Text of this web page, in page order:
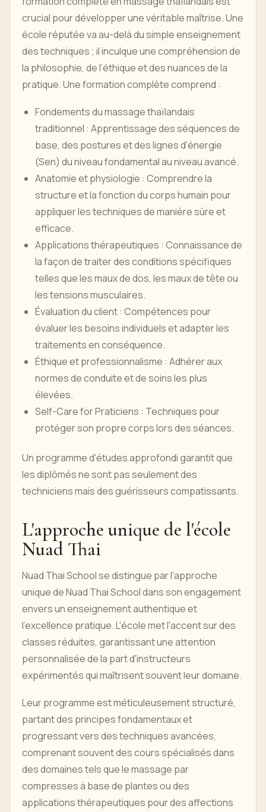
crucial pour développer une véritable maîtrise. Une
école réputée va au-delà du simple enseignement
des techniques ; il inculque une compréhension de
la philosophie, de l’éthique et des nuances de la
pratique. Une formation complète comprend :
Fondements du massage thaïlandais
traditionnel : Apprentissage des séquences de
base, des postures et des lignes d'énergie
(Sen) du niveau fondamental au niveau avancé.
Anatomie et physiologie : Comprendre la
structure et la fonction du corps humain pour
appliquer les techniques de manière sûre et
efficace.
Applications thérapeutiques : Connaissance de
la façon de traiter des conditions spécifiques
telles que les maux de dos, les maux de tête ou
les tensions musculaires.
Évaluation du client : Compétences pour
évaluer les besoins individuels et adapter les
traitements en conséquence.
Éthique et professionnalisme : Adhérer aux
normes de conduite et de soins les plus
élevées.
Self-Care for Praticiens : Techniques pour
protéger son propre corps lors des séances.
Un programme d'études approfondi garantit que
les diplômés ne sont pas seulement des
techniciens mais des guérisseurs compatissants.
L'approche unique de l'école
Nuad Thai
Nuad Thai School se distingue par l'approche
unique de Nuad Thai School dans son engagement
envers un enseignement authentique et
l'excellence pratique. L'école met l'accent sur des
classes réduites, garantissant une attention
personnalisée de la part d'instructeurs
expérimentés qui maîtrisent souvent leur domaine.
Leur programme est méticuleusement structuré,
partant des principes fondamentaux et
progressant vers des techniques avancées,
comprenant souvent des cours spécialisés dans
des domaines tels que le massage par
compresses à base de plantes ou des
applications thérapeutiques pour des affections